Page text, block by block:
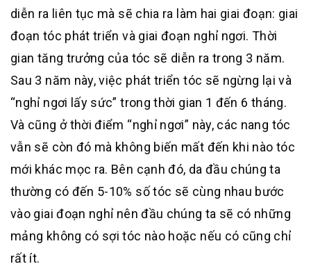
diễn ra liên tục mà sẽ chia ra làm hai giai đoạn: giai
đoạn tóc phát triển và giai đoạn nghỉ ngơi. Thời
gian tăng trưởng của tóc sẽ diễn ra trong 3 năm.
Sau 3 năm này, việc phát triển tóc sẽ ngừng lại và
“nghỉ ngơi lấy sức” trong thời gian 1 đến 6 tháng.
Và cũng ở thời điểm “nghỉ ngơi” này, các nang tóc
vẫn sẽ còn đó mà không biến mất đến khi nào tóc
mới khác mọc ra. Bên cạnh đó, da đầu chúng ta
thường có đến 5-10% số tóc sẽ cùng nhau bước
vào giai đoạn nghỉ nên đầu chúng ta sẽ có những
mảng không có sợi tóc nào hoặc nếu có cũng chỉ
rất ít.